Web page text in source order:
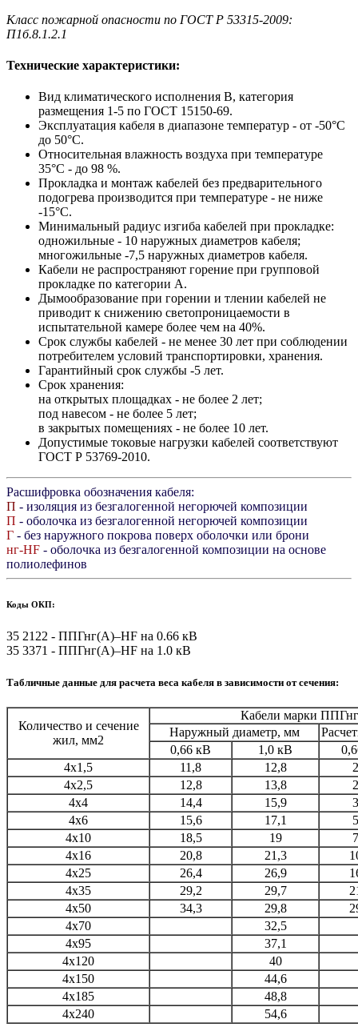
Класс пожарной опасности по ГОСТ Р 53315-2009:
П1б.8.1.2.1
Технические характеристики:
Вид климатического исполнения В, категория
размещения 1-5 по ГОСТ 15150-69.
Эксплуатация кабеля в диапазоне температур - от -50°С
до 50°С.
Относительная влажность воздуха при температуре
35°С - до 98 %.
Прокладка и монтаж кабелей без предварительного
подогрева производится при температуре - не ниже
-15°С.
Минимальный радиус изгиба кабелей при прокладке:
одножильные - 10 наружных диаметров кабеля;
многожильные -7,5 наружных диаметров кабеля.
Кабели не распространяют горение при групповой
прокладке по категории А.
Дымообразование при горении и тлении кабелей не
приводит к снижению светопроницаемости в
испытательной камере более чем на 40%.
Срок службы кабелей - не менее 30 лет при соблюдении
потребителем условий транспортировки, хранения.
Гарантийный срок службы -5 лет.
Срок хранения:
на открытых площадках - не более 2 лет;
под навесом - не более 5 лет;
в закрытых помещениях - не более 10 лет.
Допустимые токовые нагрузки кабелей соответствуют
ГОСТ Р 53769-2010.
Расшифровка обозначения кабеля:
П - изоляция из безгалогенной негорючей композиции
П - оболочка из безгалогенной негорючей композиции
Г - без наружного покрова поверх оболочки или брони
нг-HF - оболочка из безгалогенной композиции на основе
полиолефинов
Коды ОКП:
35 2122 - ППГнг(А)–HF на 0.66 кВ
35 3371 - ППГнг(А)–HF на 1.0 кВ
Табличные данные для расчета веса кабеля в зависимости от сечения:
Количество и сечение
жил, мм2
Кабели марки
Наружный диаметр, мм
0,66 кВ
1,0 кВ
4х1,5
11,8 12,8
4х2,5
12,8 13,8
4х4
14,4 15,9
4х6
15,6 17,1
4х10
18,5 19
4х16
20,8 21,3
4х25
26,4 26,9
4х35
29,2 29,7
4х50
34,3 29,8
4х70
32,5
4х95
37,1
4х120
40
4х150
44,6
4х185
48,8
4х240
54,6